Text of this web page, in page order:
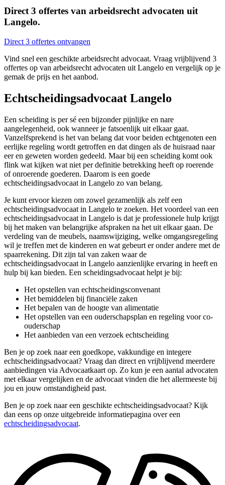
Direct 3 offertes van arbeidsrecht advocaten uit
Langelo.
Direct 3 offertes ontvangen
Vind snel een geschikte arbeidsrecht advocaat. Vraag vrijblijvend 3
offertes op van arbeidsrecht advocaten uit Langelo en vergelijk op je
gemak de prijs en het aanbod.
Echtscheidingsadvocaat Langelo
Een scheiding is per sé een bijzonder pijnlijke en nare
aangelegenheid, ook wanneer je fatsoenlijk uit elkaar gaat.
Vanzelfsprekend is het van belang dat voor beiden echtgenoten een
eerlijke regeling wordt getroffen en dat dingen als de huisraad naar
eer en geweten worden gedeeld. Maar bij een scheiding komt ook
flink wat kijken wat niet per definitie betrekking heeft op roerende
of onroerende goederen. Daarom is een goede
echtscheidingsadvocaat in Langelo zo van belang.
Je kunt ervoor kiezen om zowel gezamenlijk als zelf een
echtscheidingsadvocaat in Langelo te zoeken. Het voordeel van een
echtscheidingsadvocaat in Langelo is dat je professionele hulp krijgt
bij het maken van belangrijke afspraken na het uit elkaar gaan. De
verdeling van de meubels, naamswijziging, welke omgangsregeling
wil je treffen met de kinderen en wat gebeurt er onder andere met de
spaarrekening. Dit zijn tal van zaken waar de
echtscheidingsadvocaat in Langelo aanzienlijke ervaring in heeft en
hulp bij kan bieden. Een scheidingsadvocaat helpt je bij:
Het opstellen van echtscheidingsconvenant
Het bemiddelen bij financiële zaken
Het bepalen van de hoogte van alimentatie
Het opstellen van een ouderschapsplan en regeling voor co-
ouderschap
Het aanbieden van een verzoek echtscheiding
Ben je op zoek naar een goedkope, vakkundige en integere
echtscheidingsadvocaat? Vraag dan direct en vrijblijvend meerdere
aanbiedingen via Advocaatkaart op. Zo kun je een aantal advocaten
met elkaar vergelijken en de advocaat vinden die het allermeeste bij
jou en jouw omstandigheid past.
Ben je op zoek naar een geschikte echtscheidingsadvocaat? Kijk
dan eens op onze uitgebreide informatiepagina over een
echtscheidingsadvocaat.